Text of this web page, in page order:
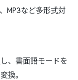
MP3など多形式対
、書面語モードを
換。